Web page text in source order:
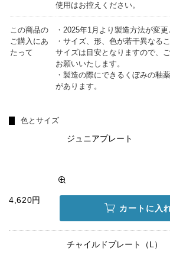
使用はお控えください。
この商品の
ご購入にあ
たって
・2025年1月より製造方法が変更
・サイズ、形、色が若干異なる
サイズは目安となりますので、
お願いいたします。
・製造の際にできるくぼみの釉
があります。
色とサイズ
ジュニアプレート
4,620円
カートに入
チャイルドプレート（L）